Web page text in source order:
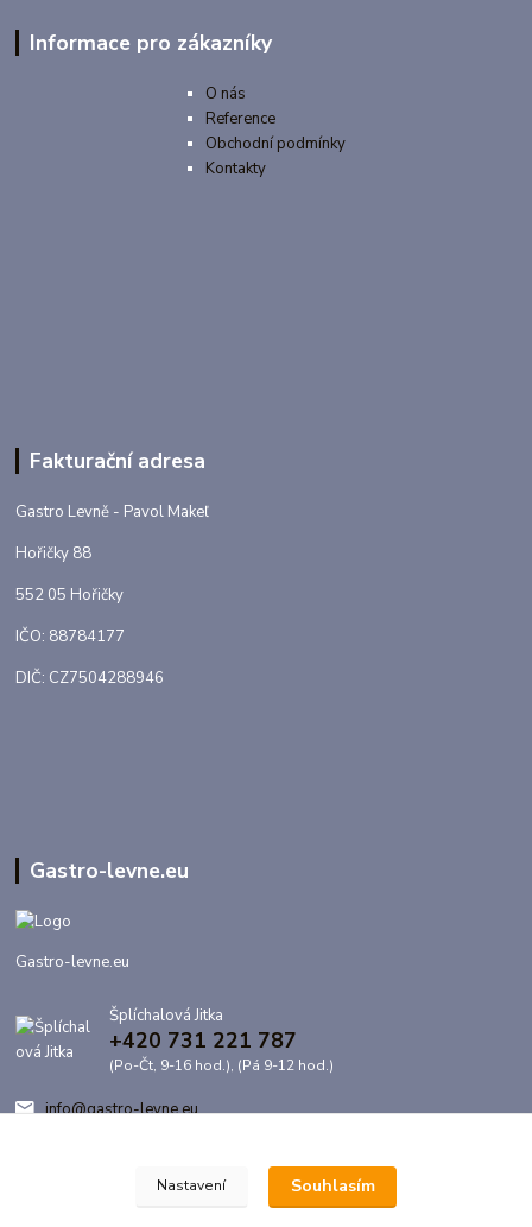
Informace pro zákazníky
O nás
Reference
Obchodní podmínky
Kontakty
Fakturační adresa
Gastro Levně - Pavol Makeľ
Hořičky 88
552 05 Hořičky
IČO: 88784177
DIČ: CZ7504288946
Gastro-levne.eu
Gastro-levne.eu
Šplíchalová Jitka
+420 731 221 787
(Po-Čt, 9-16 hod.), (Pá 9-12 hod.)
info@gastro-levne.eu
Nastavení Souhlasím